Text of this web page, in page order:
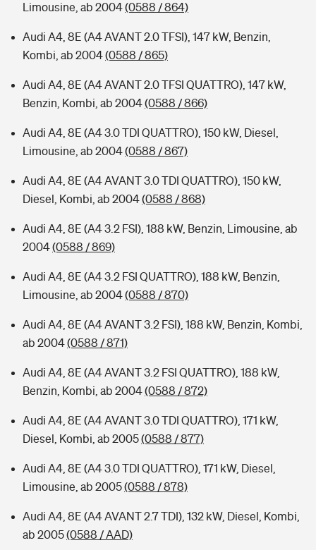
Limousine, ab 2004(0588 / 864)
Audi A4, 8E (A4 AVANT 2.0 TFSI), 147 kW, Benzin,
Kombi, ab 2004(0588 / 865)
Audi A4, 8E (A4 AVANT 2.0 TFSI QUATTRO), 147 kW,
Benzin, Kombi, ab 2004(0588 / 866)
Audi A4, 8E (A4 3.0 TDI QUATTRO), 150 kW, Diesel,
Limousine, ab 2004(0588 / 867)
Audi A4, 8E (A4 AVANT 3.0 TDI QUATTRO), 150 kW,
Diesel, Kombi, ab 2004(0588 / 868)
Audi A4, 8E (A4 3.2 FSI), 188 kW, Benzin, Limousine, ab
2004(0588 / 869)
Audi A4, 8E (A4 3.2 FSI QUATTRO), 188 kW, Benzin,
Limousine, ab 2004(0588 / 870)
Audi A4, 8E (A4 AVANT 3.2 FSI), 188 kW, Benzin, Kombi,
ab 2004(0588 / 871)
Audi A4, 8E (A4 AVANT 3.2 FSI QUATTRO), 188 kW,
Benzin, Kombi, ab 2004(0588 / 872)
Audi A4, 8E (A4 AVANT 3.0 TDI QUATTRO), 171 kW,
Diesel, Kombi, ab 2005(0588 / 877)
Audi A4, 8E (A4 3.0 TDI QUATTRO), 171 kW, Diesel,
Limousine, ab 2005(0588 / 878)
Audi A4, 8E (A4 AVANT 2.7 TDI), 132 kW, Diesel, Kombi,
ab 2005(0588 / AAD)